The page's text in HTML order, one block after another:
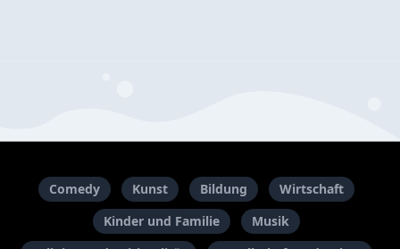
Comedy Kunst Bildung
Wirtschaft
Kinder und Familie
Musik